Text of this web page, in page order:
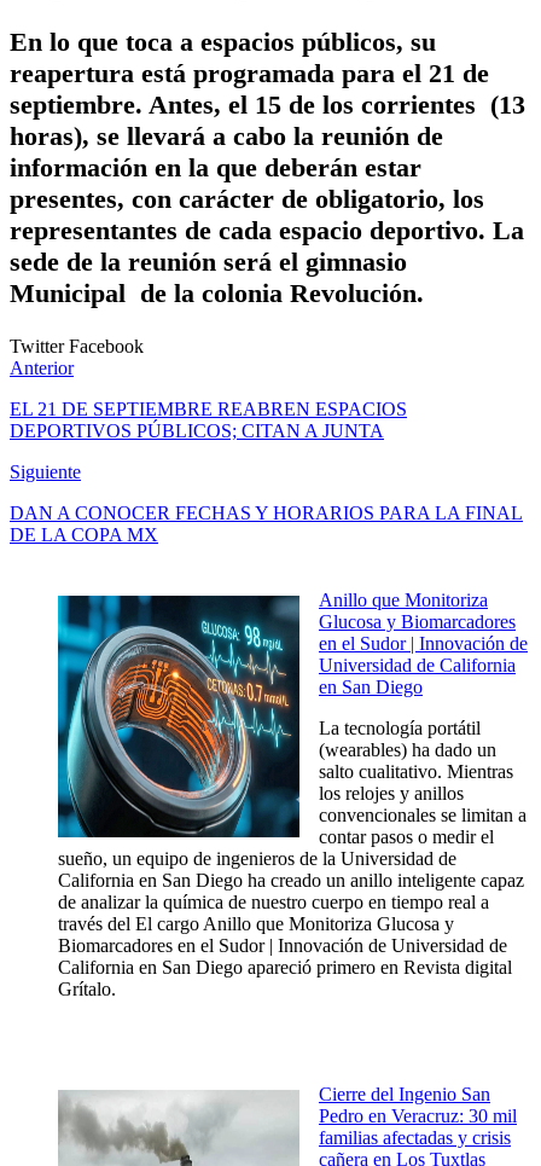
En lo que toca a espacios públicos, su
reapertura está programada para el 21 de
septiembre. Antes, el 15 de los corrientes (13
horas), se llevará a cabo la reunión de
información en la que deberán estar
presentes, con carácter de obligatorio, los
representantes de cada espacio deportivo. La
sede de la reunión será el gimnasio
Municipal de la colonia Revolución.
TwitterFacebook
Anterior
EL 21 DE SEPTIEMBRE REABREN ESPACIOS
DEPORTIVOS PÚBLICOS; CITAN A JUNTA
Siguiente
DAN A CONOCER FECHAS Y HORARIOS PARA LA FINAL
DE LA COPA MX
Anillo que Monitoriza
Glucosa y Biomarcadores
en el Sudor | Innovación de
Universidad de California
en San Diego
La tecnología portátil
(wearables) ha dado un
salto cualitativo. Mientras
los relojes y anillos
convencionales se limitan a
contar pasos o medir el
sueño, un equipo de ingenieros de la Universidad de
California en San Diego ha creado un anillo inteligente capaz
de analizar la química de nuestro cuerpo en tiempo real a
través del El cargo Anillo que Monitoriza Glucosa y
Biomarcadores en el Sudor | Innovación de Universidad de
California en San Diego apareció primero en Revista digital
Grítalo.
Cierre del Ingenio San
Pedro en Veracruz: 30 mil
familias afectadas y crisis
cañera en Los Tuxtlas